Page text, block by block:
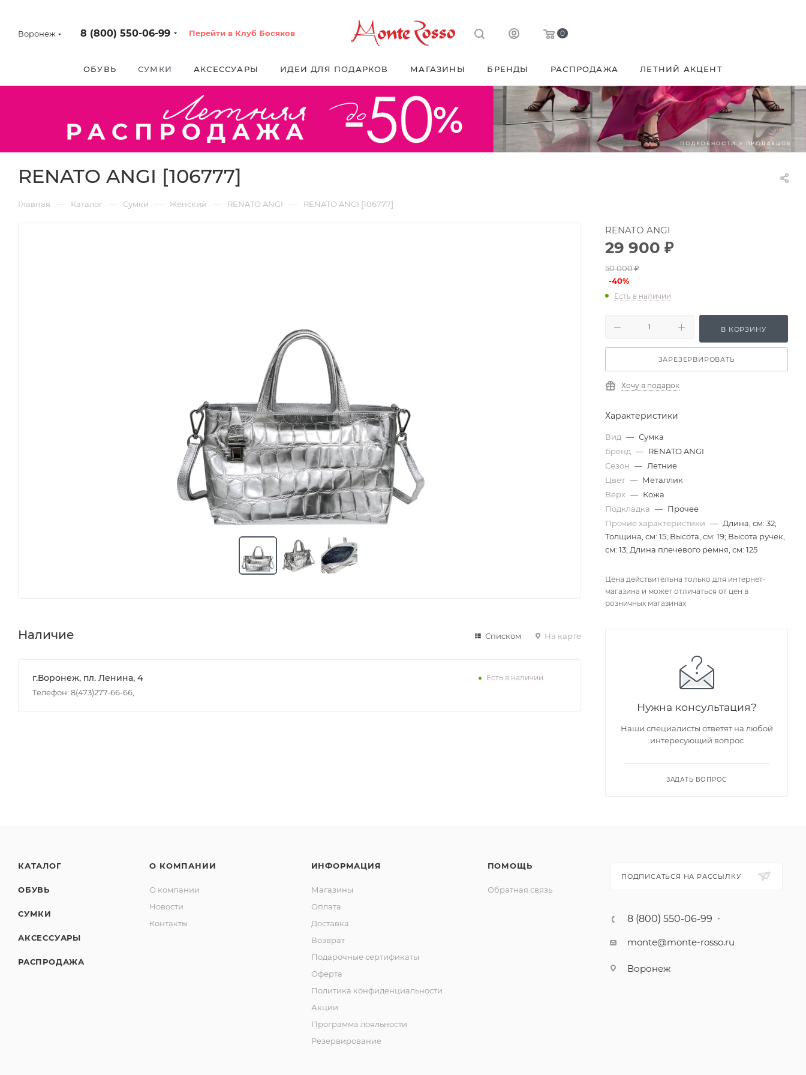
Воронеж 8 (800) 550-06-99 Перейти в Клуб Босяков 0
ОБУВЬ СУМКИ АКСЕССУАРЫ ИДЕИ ДЛЯ ПОДАРКОВ МАГАЗИНЫ БРЕНДЫ РАСПРОДАЖА ЛЕТНИЙ АКЦЕНТ
RENATO ANGI [106777]
Главная — Каталог — Сумки — Женский — RENATO ANGI — RENATO ANGI [106777]
Наличие Списком На карте
г.Воронеж, пл. Ленина, 4
Телефон: 8(473)277-66-66,
Есть в наличии
RENATO ANGI
29 900 ₽
50 000₽
-40%
Есть в наличии
В КОРЗИНУ
ЗАРЕЗЕРВИРОВАТЬ
Хочу в подарок
Характеристики
Вид — Сумка
Бренд — RENATO ANGI
Сезон — Летние
Цвет — Металлик
Верх — Кожа
Подкладка — Прочее
Прочие характеристики — Длина, см: 32;
Толщина, см: 15; Высота, см: 19; Высота ручек,
см: 13; Длина плечевого ремня, см: 125
Цена действительна только для интернет-
магазина и может отличаться от цен в
розничных магазинах
Нужна консультация?
Наши специалисты ответят на любой
интересующий вопрос
ЗАДАТЬ ВОПРОС
КАТАЛОГ
ОБУВЬ
СУМКИ
АКСЕССУАРЫ
РАСПРОДАЖА
О КОМПАНИИ
О компании
Новости
Контакты
ИНФОРМАЦИЯ
Магазины
Оплата
Доставка
Возврат
Подарочные сертификаты
Оферта
Политика конфиденциальности
Акции
Программа лояльности
Резервирование
ПОМОЩЬ
Обратная связь
ПОДПИСАТЬСЯ НА РАССЫЛКУ
8 (800) 550-06-99
monte@monte-rosso.ru
Воронеж